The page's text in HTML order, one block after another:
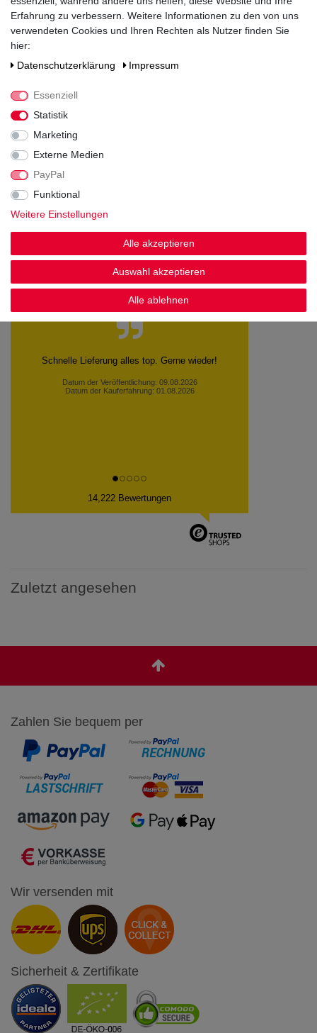
- davon gesättigte Fettsäuren
0
Kohlenhydrate
- davon Zucker
4,8
Eiweiß
Salz
Kundenstimmen
Habe mich sehr gefreut, Lieferung wie versprochen
selbe...
14,222 Bewertungen
Zuletzt angesehen
Zahlen Sie bequem per
Wir versenden mit
Sicherheit & Zertifikate
Erfahrung zu verbessern. Weitere Informationen zu den von uns
verwendeten Cookies und Ihren Rechten als Nutzer finden Sie
hier:
Daten­schutz­erklärung
Impressum
Essenziell
Statistik
Marketing
Externe Medien
PayPal
Funktional
Weitere Einstellungen
Alle akzeptieren
Auswahl akzeptieren
Alle ablehnen